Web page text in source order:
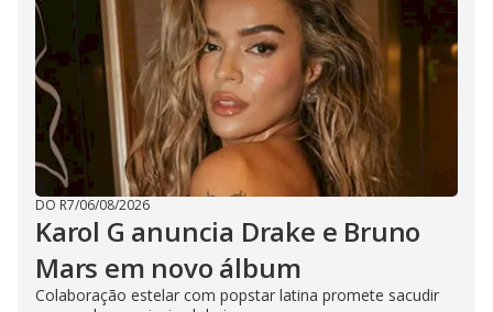
DO R7/06/08/2026
Karol G anuncia Drake e Bruno
Mars em novo álbum
Colaboração estelar com popstar latina promete sacudir